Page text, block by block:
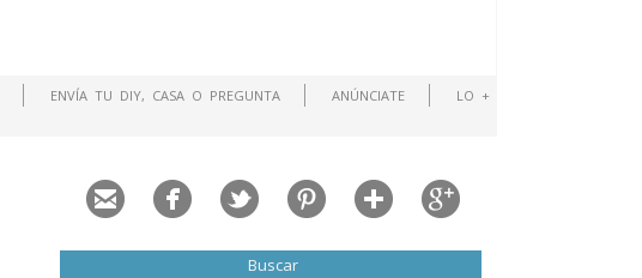
ENVÍA TU DIY, CASA O PREGUNTA ANÚNCIATE
LO +
Buscar